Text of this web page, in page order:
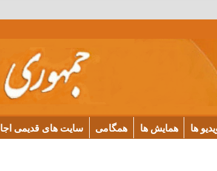
ها همایش ها همگامی سایت های قدیمی اجا